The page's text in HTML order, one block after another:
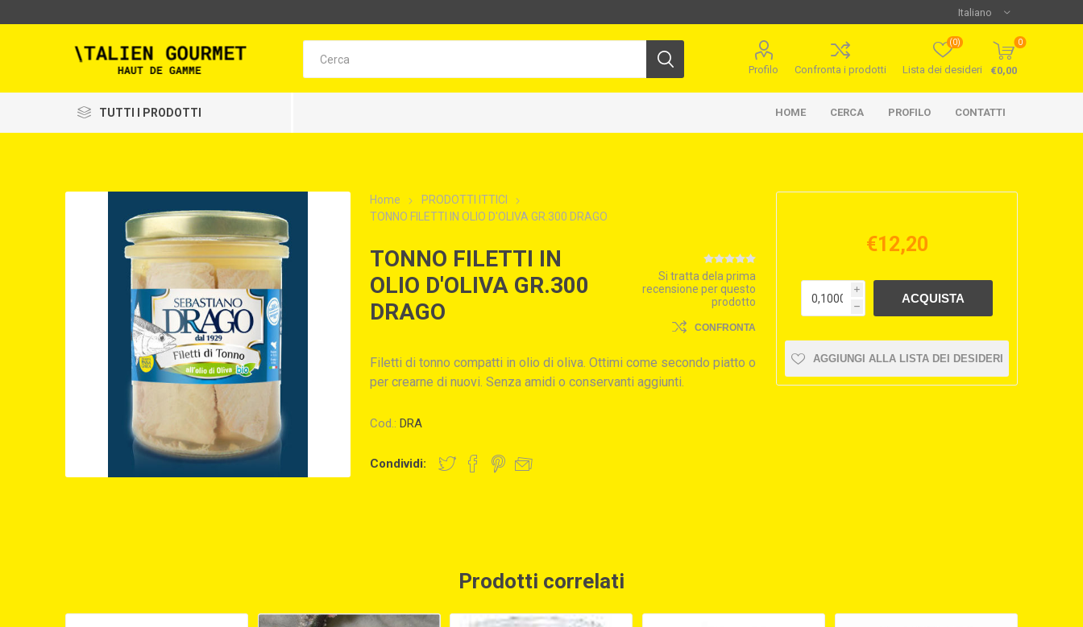
Profilo Confronta i prodotti Lista dei desideri
(0) 0
€0,00
TUTTI I PRODOTTI HOME CERCA PROFILO CONTATTI
Home
PRODOTTI ITTICI
TONNO FILETTI IN OLIO D'OLIVA GR.300 DRAGO
TONNO FILETTI IN
OLIO D'OLIVA GR.300
DRAGO
Si tratta dela prima
recensione per questo
prodotto
CONFRONTA
Filetti di tonno compatti in olio di oliva. Ottimi come secondo piatto o
per crearne di nuovi. Senza amidi o conservanti aggiunti.
Cod.: DRA
Condividi:
€12,20
i
h
AGGIUNGI ALLA LISTA DEI DESIDERI
Prodotti correlati